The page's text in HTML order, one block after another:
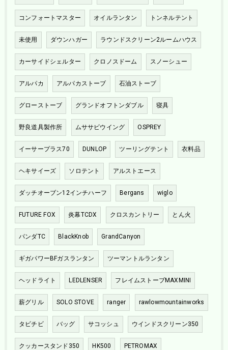
コンフォートマスター オイルランタン トンネルテント
未使用 ダウンハガー ラウンドスクリーン2ルームハウス
カーサイドシェルター クロノスドーム スノーシュー
アルパカ アルパカストーブ 石油ストーブ
グローストーブ グランドオフトンダブル 寝具
野良道具製作所 ムササビウイング OSPREY
イーサープラス70 DUNLOP ツーリングテント 衣料品
ヘキサイーズ ソロテント アルストエース
ダッチオーブン12インチハーフ Bergans wiglo
FUTURE FOX 炎幕TCDX クロスカントリー とん火
パンダTC BlackKnob GrandCanyon
ギガパワーBFガスランタン ツーマントルランタン
ヘッドライト LEDLENSER フレイムストーブMAXMINI
薪グリル SOLO STOVE ranger rawlowmountainworks
タビチビ バッグ サコッシュ ウインドスクリーン350
クッカースタンド350 HK500 PETROMAX